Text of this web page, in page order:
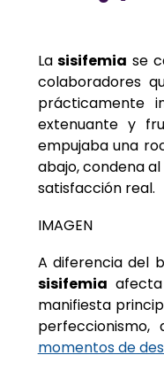
Lasisifemia se
colaboradores
prácticamente
extenuante y
empujaba una
abajo, condena
satisfacción real.
IMAGEN
A diferencia del
sisifemia
manifiesta
momentos de